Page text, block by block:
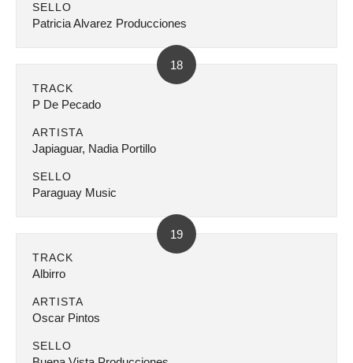
SELLO
Patricia Alvarez Producciones
18
TRACK
P De Pecado
ARTISTA
Japiaguar, Nadia Portillo
SELLO
Paraguay Music
19
TRACK
Albirro
ARTISTA
Oscar Pintos
SELLO